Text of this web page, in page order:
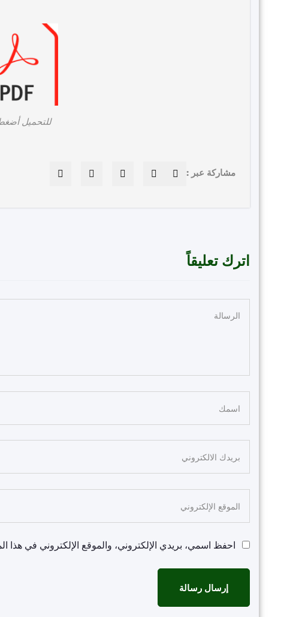
للتحميل
مشاركة عبر :
اترك تعليقاً
احفظ اسمي، بريدي الإلكتروني، والموقع الإلكتروني في هذا